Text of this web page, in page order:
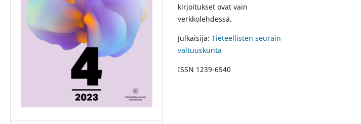
kirjoitukset ovat vain
verkkolehdessä.
Julkaisija: Tieteellisten seurain
valtuuskunta
ISSN 1239-6540